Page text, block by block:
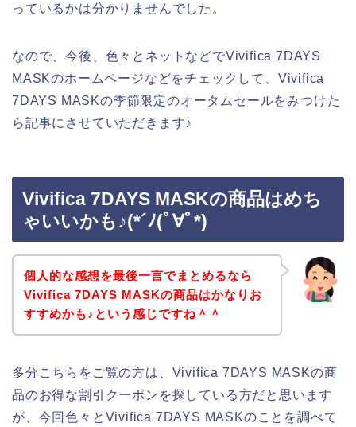
っているかは分かりませんでした。
なので、今後、色々とネットなどでVivifica 7DAYS
MASKのホームページなどをチェックして、Vivifica
7DAYS MASKの季節限定のオータムセールをみつけた
ら記事にさせていただきます♪
Vivifica 7DAYS MASKの商品はめち
ゃいいかも♪(*´ﾉ(ﾟ∀ﾟ*)
個人的な感想を最後一言でまとめるなら
Vivifica 7DAYS MASKの商品はかなりお
すすめかも♪という感じですね＾＾
多分こちらをご覧の方は、Vivifica 7DAYS MASKの商
品のお得な割引クーポンを探している方だと思います
が、今回色々とVivifica 7DAYS MASKのことを調べて